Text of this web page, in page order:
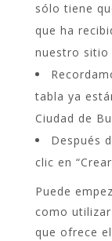
sólo tiene
que ha
nuestro sitio
tabla ya
Ciudad de
Después
clic en
Puede
como
que ofrece